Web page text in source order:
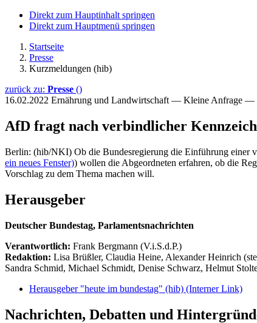
Direkt zum Hauptinhalt springen
Direkt zum Hauptmenü springen
Startseite
Presse
Kurzmeldungen (hib)
zurück zu: Presse ()
16.02.2022 Ernährung und Landwirtschaft — Kleine Anfrage —
AfD fragt nach verbindlicher
Berlin: (hib/NKI) Ob die Bundesregierung die Einführung einer
ein neues Fenster)) wollen die Abgeordneten erfahren, ob die
Vorschlag zu dem Thema machen will.
Herausgeber
Deutscher Bundestag, Parlamentsnachrichten
Verantwortlich: Frank Bergmann (V.i.S.d.P.)
Redaktion: Lisa Brüßler, Claudia Heine, Alexander Heinrich
Sandra Schmid, Michael Schmidt, Denise Schwarz, Helmut
Herausgeber "heute im bundestag" (hib) (Interner Link)
Nachrichten, Debatten und